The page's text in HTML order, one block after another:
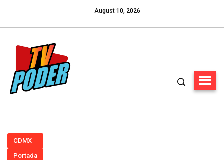
August 10, 2026
CDMX
Portada